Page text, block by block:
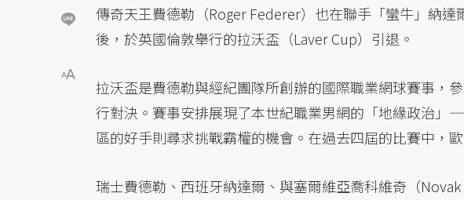
傳奇天王費德勒（Roger Federer）也在聯手「蠻牛」納達
後，於英國倫敦舉行的拉沃盃（Laver Cup）引退。
拉沃盃是費德勒與經紀團隊所創辦的國際職業網球賽事，
行對決。賽事安排展現了本世紀職業男網的「地緣政治
區的好手則尋求挑戰霸權的機會。在過去四屆的比賽中，
瑞士費德勒、西班牙納達爾、與塞爾維亞喬科維奇（